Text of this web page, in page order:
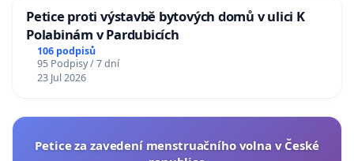
Petice proti výstavbě bytových domů v ulici K
Polabinám v Pardubicích
106 podpisů
95 Podpisy / 7 dní
23 Jul 2026
Petice za zavedení menstruačního volna v České